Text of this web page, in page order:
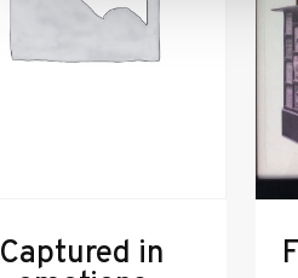
Captured in